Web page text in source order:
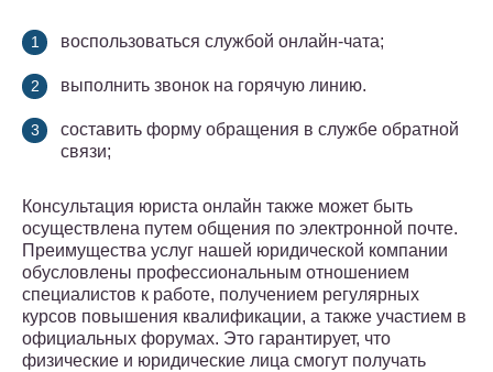
воспользоваться службой онлайн-чата;
выполнить звонок на горячую линию.
составить форму обращения в службе обратной
связи;
Консультация юриста онлайн также может быть
осуществлена путем общения по электронной почте.
Преимущества услуг нашей юридической компании
обусловлены профессиональным отношением
специалистов к работе, получением регулярных
курсов повышения квалификации, а также участием в
официальных форумах. Это гарантирует, что
физические и юридические лица смогут получать